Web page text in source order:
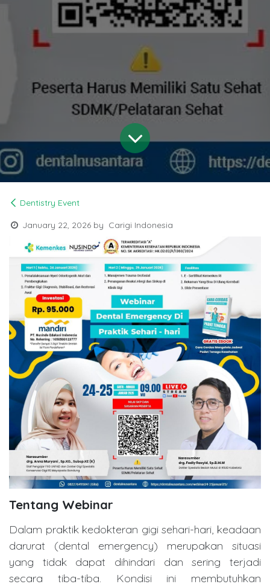
Dentistry Event
January 22, 2026 by Carigi Indonesia
Tentang Webinar
Dalam praktik kedokteran gigi sehari-hari, keadaan
darurat (dental emergency) merupakan situasi
yang tidak dapat dihindari dan sering terjadi
secara tiba-tiba. Kondisi ini membutuhkan